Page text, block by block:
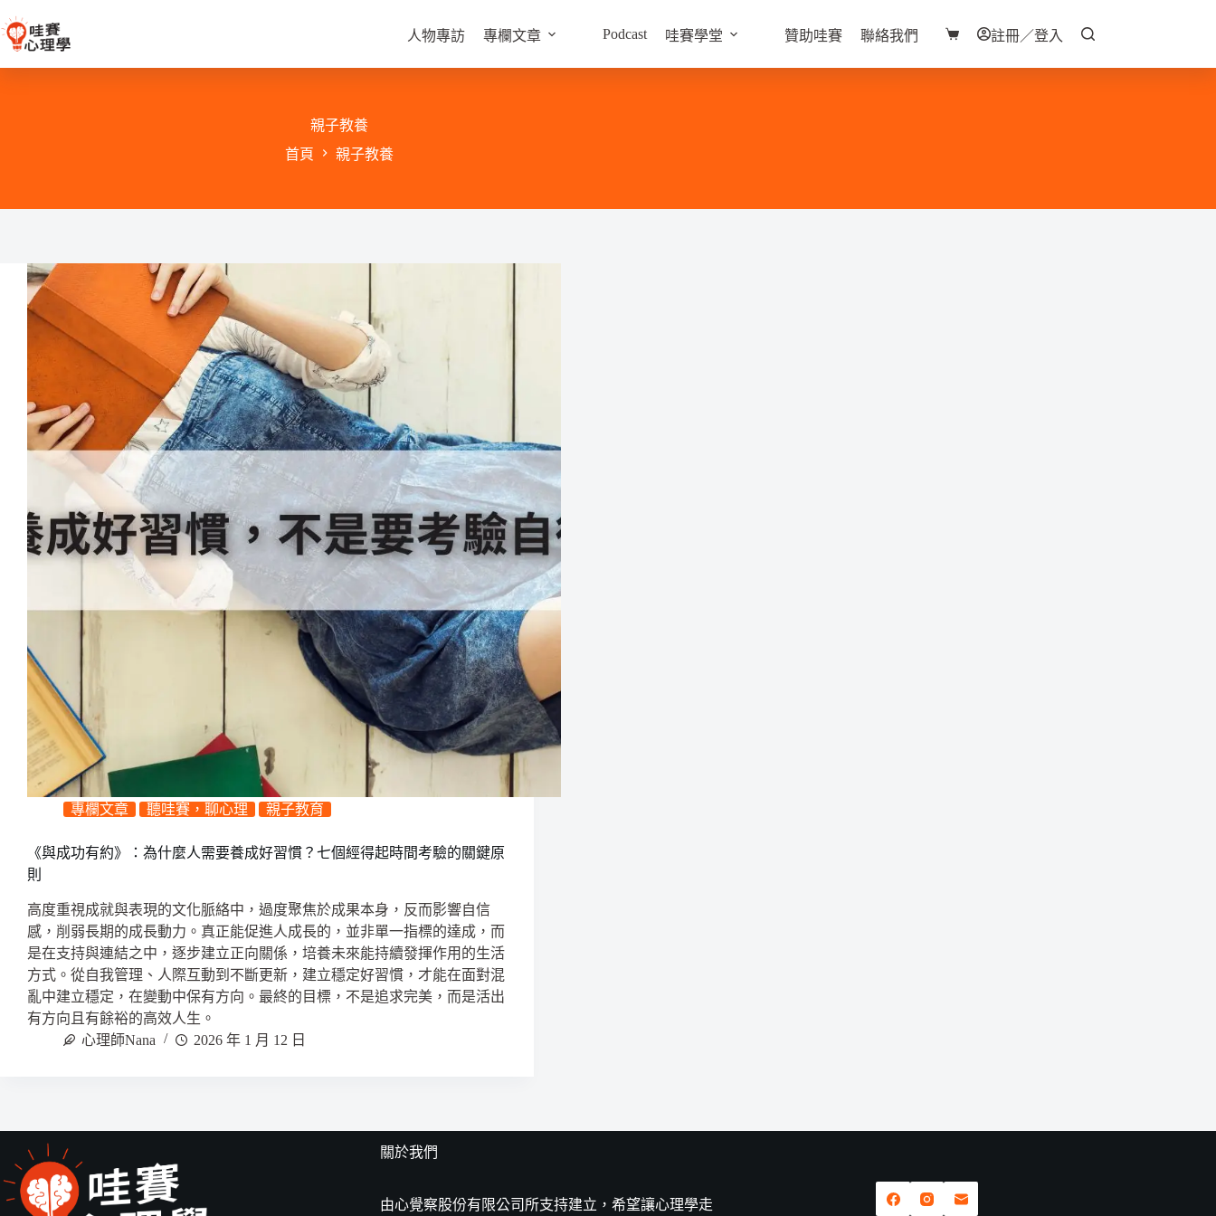
至
主
人物專訪 專欄文章 Podcast 哇賽學堂 贊助哇賽 聯絡我們
購
物
註冊／登入
親子教養
首頁
親子教養
專欄文章 聽哇賽，聊心理 親子教育
《與成功有約》：為什麼人需要養成好習慣？七個經得起時間考驗的關鍵原
則
高度重視成就與表現的文化脈絡中，過度聚焦於成果本身，反而影響自信
感，削弱長期的成長動力。真正能促進人成長的，並非單一指標的達成，而
是在支持與連結之中，逐步建立正向關係，培養未來能持續發揮作用的生活
方式。從自我管理、人際互動到不斷更新，建立穩定好習慣，才能在面對混
亂中建立穩定，在變動中保有方向。最終的目標，不是追求完美，而是活出
有方向且有餘裕的高效人生。
心理師Nana
2026 年 1 月 12 日
關於我們
由心覺察股份有限公司所支持建立，希望讓心理學走